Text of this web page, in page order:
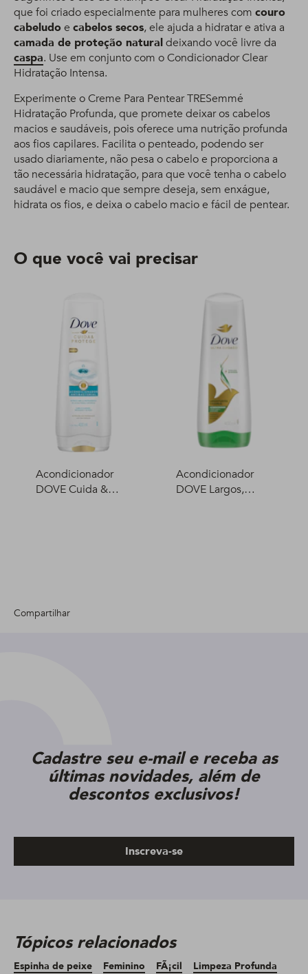
que foi criado especialmente para mulheres com couro
cabeludo e cabelos secos, ele ajuda a hidratar e ativa a
camada de proteção naturaldeixando você livre da
caspa. Use em conjunto com o Condicionador Clear
Hidratação Intensa.
Experimente o Creme Para Pentear TRESemmé
Hidratação Profunda, que promete deixar os cabelos
macios e saudáveis, pois oferece uma nutrição profunda
aos fios capilares. Facilita o penteado, podendo ser
usado diariamente, não pesa o cabelo e proporciona a
tão necessária hidratação, para que você tenha o cabelo
saudável e macio que sempre deseja, sem enxágue,
hidrata os fios, e deixa o cabelo macio e fácil de pentear.
O que você vai precisar
Acondicionador
DOVE Cuida &
Acondicionador
DOVE Largos,
Compartilhar
Cadastre seu e-mail e receba as
últimas novidades, além de
descontos exclusivos!
Inscreva-se
Tópicos relacionados
Espinha de peixe Feminino FÃ¡cil
Limpeza Profunda